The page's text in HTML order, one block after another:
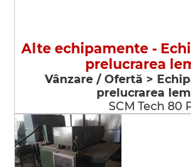
Alte echipamente -
prelucrarea
Vânzare / Ofertă >
prelucrarea
SCM Tech 80